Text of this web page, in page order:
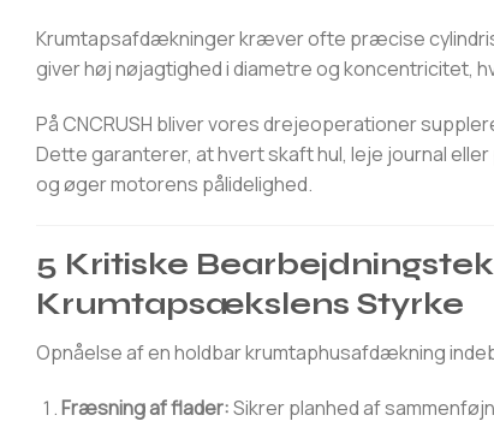
Krumtapsafdækninger kræver ofte præcise
giver høj nøjagtighed i diametre og koncentricitet,
På CNCRUSH bliver vores drejeoperationer
Dette garanterer, at hvert skaft hul, leje journal
og øger motorens pålidelighed.
5 Kritiske
Krumtapsækslens Styrke
Opnåelse af en holdbar krumtaphusafdækning
Fræsning af flader:Sikrer planhed af